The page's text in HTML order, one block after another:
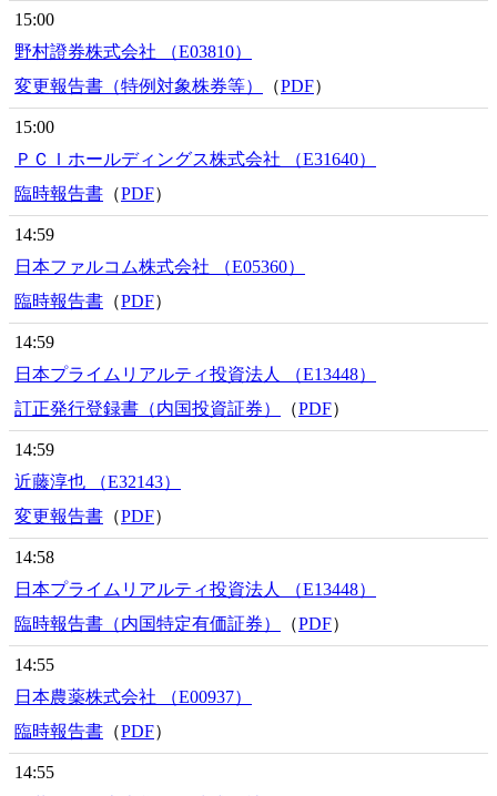
15:00
野村證券株式会社 （E03810）
変更報告書（特例対象株券等）
（PDF）
15:00
ＰＣＩホールディングス株式会社 （E31640）
臨時報告書 （PDF）
14:59
日本ファルコム株式会社 （E05360）
臨時報告書 （PDF）
14:59
日本プライムリアルティ投資法人 （E13448）
訂正発行登録書（内国投資証券）
（PDF）
14:59
近藤淳也 （E32143）
変更報告書 （PDF）
14:58
日本プライムリアルティ投資法人 （E13448）
臨時報告書（内国特定有価証券）
（PDF）
14:55
日本農薬株式会社 （E00937）
臨時報告書 （PDF）
14:55